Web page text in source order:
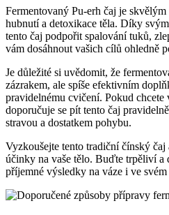
Fermentovaný Pu-erh čaj je
hubnutí a detoxikace těla. Díky
tento čaj podpořit spalování tuků,
vám dosáhnout vašich cílů ohledně
Je důležité si uvědomit, že
zázrakem, ale spíše efektivním
pravidelnému cvičení. Pokud
doporučuje se pít tento čaj
stravou a dostatkem pohybu.
Vyzkoušejte tento tradiční čínský čaj
účinky na vaše tělo. Buďte trpěliví a
příjemné výsledky na váze i ve